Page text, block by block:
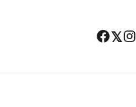
Facebook Twitter Instagram